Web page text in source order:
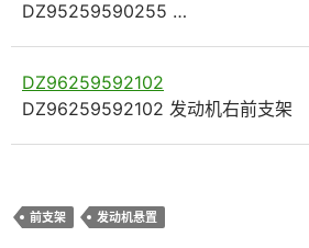
DZ95259590255 …
DZ96259592102
DZ96259592102 发动机右前支架
前支架 发动机悬置